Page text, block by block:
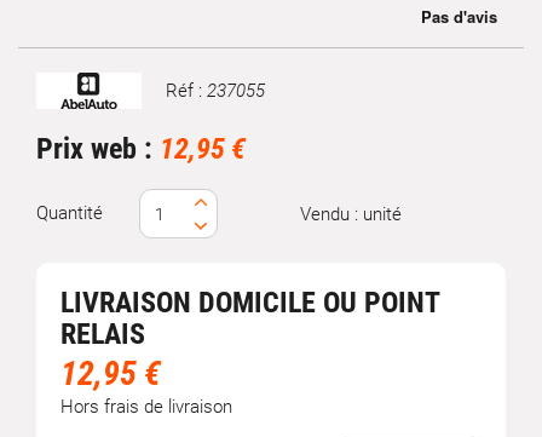
Marque Réf : 237055
Prix web : 12,95 €
Quantité Vendu : unité
LIVRAISON DOMICILE OU POINT
RELAIS
12,95 €
Hors frais de livraison